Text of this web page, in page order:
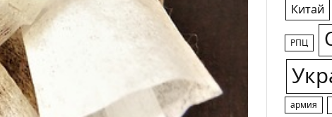
Китай
РПЦ
армия